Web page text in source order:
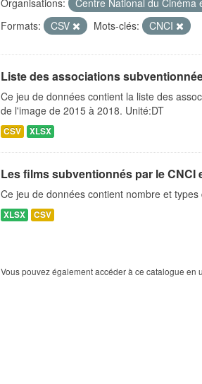
Organisations: Centre National du Cinéma
Formats:
CSV Mots-clés: CNCI
Liste des associations
Ce jeu de données contient la liste des
de l'image de 2015 à 2018. Unité:DT
CSV XLSX
Les films subventionnés par le CNCI
Ce jeu de données contient nombre et
XLSX CSV
Vous pouvez également accéder à ce catalogue en